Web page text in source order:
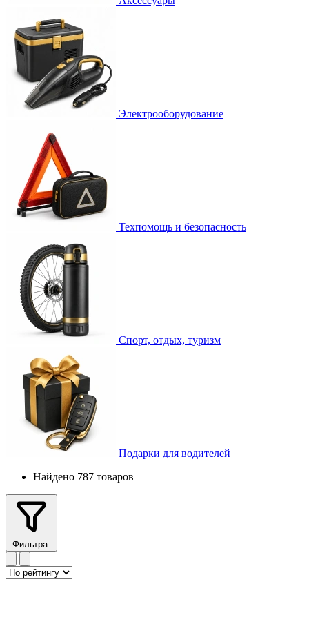
Электрооборудование
Техпомощь и безопасность
Спорт, отдых, туризм
Подарки для водителей
Найдено 787 товаров
Фильтра